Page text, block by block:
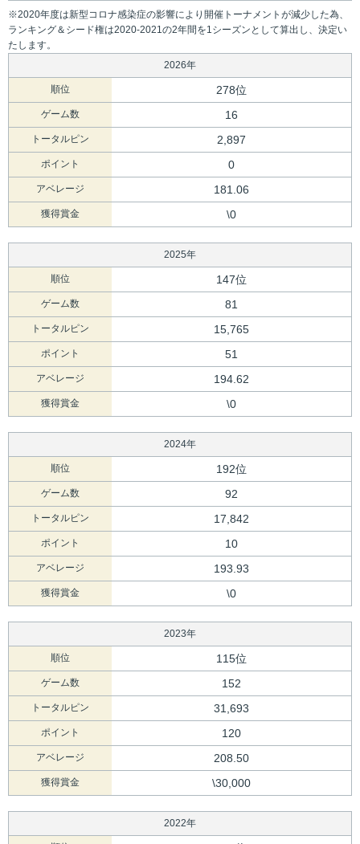
※2020年度は新型コロナ感染症の影響により開催トーナメントが減少した為、
ランキング＆シード権は2020-2021の2年間を1シーズンとして算出し、決定い
たします。
2026年
順位 278位
ゲーム数 16
トータルピン 2,897
ポイント 0
アベレージ 181.06
獲得賞金 \0
2025年
順位 147位
ゲーム数 81
トータルピン 15,765
ポイント 51
アベレージ 194.62
獲得賞金 \0
2024年
順位 192位
ゲーム数 92
トータルピン 17,842
ポイント 10
アベレージ 193.93
獲得賞金 \0
2023年
順位 115位
ゲーム数 152
トータルピン 31,693
ポイント 120
アベレージ 208.50
獲得賞金 \30,000
2022年